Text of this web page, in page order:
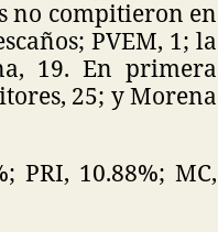
no compitieron en
PVEM, 1; la
19. En primera
25; y Morena
PRI, 10.88%; MC,